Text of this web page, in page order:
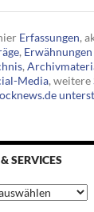
Erfassungen,
,
,
Media, weitere
SERVICES